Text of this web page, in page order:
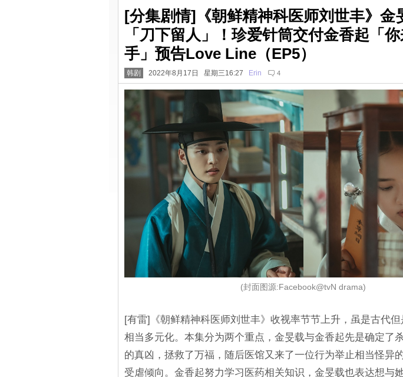
[分集剧情]《朝鲜精神科医师刘世丰》金
「刀下留人」！珍爱针筒交付金香起「
手」预告Love Line（EP5）
韩剧 2022年8月17日 星期三16:27 Erin 4
(封面图源:Facebook@tvN drama)
[有雷]《朝鲜精神科医师刘世丰》收视率节节上升，虽是古代
相当多元化。本集分为两个重点，金旻载与金香起先是确定了
的真凶，拯救了万福，随后医馆又来了一位行为举止相当怪异
受虐倾向。金香起努力学习医药相关知识，金旻载也表达想与